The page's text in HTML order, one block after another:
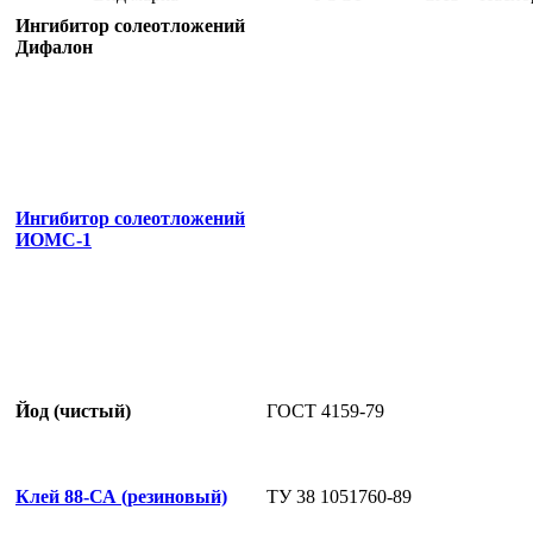
Ингибитор солеотложений
Дифалон
Ингибитор солеотложений
ИОМС-1
Йод (чистый) ГОСТ 4159-79
Клей 88-СА (резиновый) ТУ 38 1051760-89